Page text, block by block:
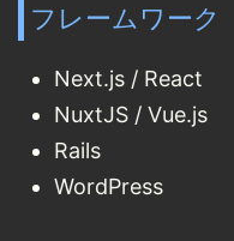
フレームワーク
Next.js / React
NuxtJS / Vue.js
Rails
WordPress